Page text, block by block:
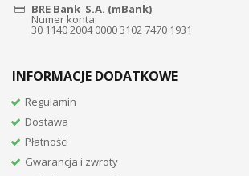
BRE Bank S.A. (mBank)
Numer konta:
30 1140 2004 0000 3102 7470 1931
INFORMACJE DODATKOWE
Regulamin
Dostawa
Płatności
Gwarancja i zwroty